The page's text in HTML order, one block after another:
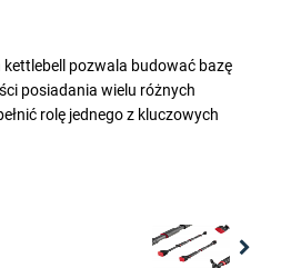
pozwala budować bazę
posiadania wielu różnych
rolę jednego z kluczowych